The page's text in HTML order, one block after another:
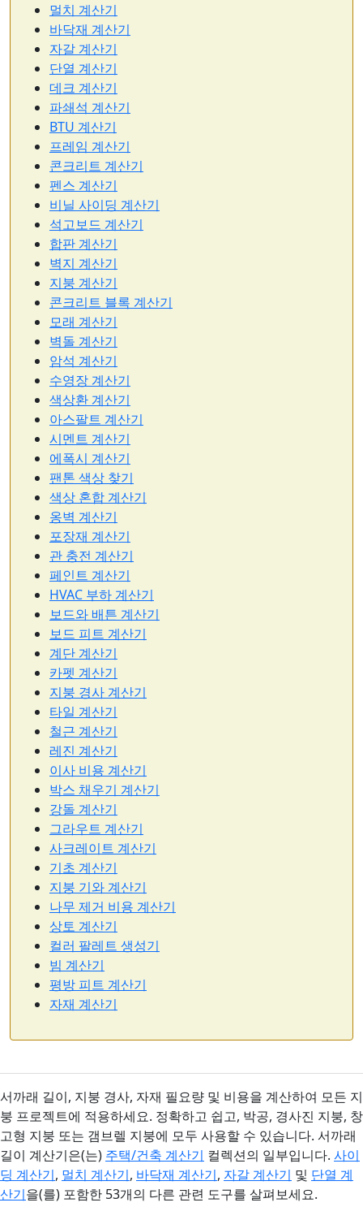
멀치 계산기
바닥재 계산기
자갈 계산기
단열 계산기
데크 계산기
파쇄석 계산기
BTU 계산기
프레임 계산기
콘크리트 계산기
펜스 계산기
비닐 사이딩 계산기
석고보드 계산기
합판 계산기
벽지 계산기
지붕 계산기
콘크리트 블록 계산기
모래 계산기
벽돌 계산기
암석 계산기
수영장 계산기
색상환 계산기
아스팔트 계산기
시멘트 계산기
에폭시 계산기
팬톤 색상 찾기
색상 혼합 계산기
옹벽 계산기
포장재 계산기
관 충전 계산기
페인트 계산기
HVAC 부하 계산기
보드와 배튼 계산기
보드 피트 계산기
계단 계산기
카펫 계산기
지붕 경사 계산기
타일 계산기
철근 계산기
레진 계산기
이사 비용 계산기
박스 채우기 계산기
강돌 계산기
그라우트 계산기
사크레이트 계산기
기초 계산기
지붕 기와 계산기
나무 제거 비용 계산기
상토 계산기
컬러 팔레트 생성기
빔 계산기
평방 피트 계산기
자재 계산기
서까래 길이, 지붕 경사, 자재 필요량 및 비용을 계산하여 모든 지
붕 프로젝트에 적용하세요. 정확하고 쉽고, 박공, 경사진 지붕, 창
고형 지붕 또는 갬브렐 지붕에 모두 사용할 수 있습니다. 서까래
길이 계산기은(는) 주택/건축 계산기 컬렉션의 일부입니다. 사이
딩 계산기, 멀치 계산기, 바닥재 계산기, 자갈 계산기 및 단열 계
산기을(를) 포함한 53개의 다른 관련 도구를 살펴보세요.